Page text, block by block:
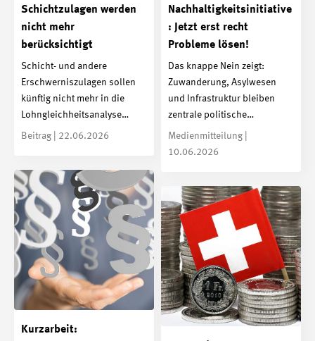
Schichtzulagen werden
nicht mehr
berücksichtigt
Schicht- und andere
Erschwerniszulagen sollen
künftig nicht mehr in die
Lohngleichheitsanalyse…
Beitrag | 22.06.2026
Nachhaltigkeitsinitiative
: Jetzt erst recht
Probleme lösen!
Das knappe Nein zeigt:
Zuwanderung, Asylwesen
und Infrastruktur bleiben
zentrale politische…
Medienmitteilung |
10.06.2026
Kurzarbeit: